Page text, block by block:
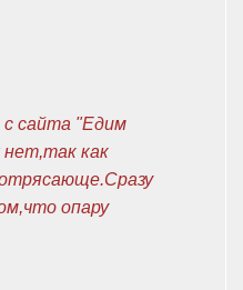
сайта "Едим
нет,так как
опару